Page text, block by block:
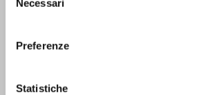
delNecessari
Preferenze
Statistiche